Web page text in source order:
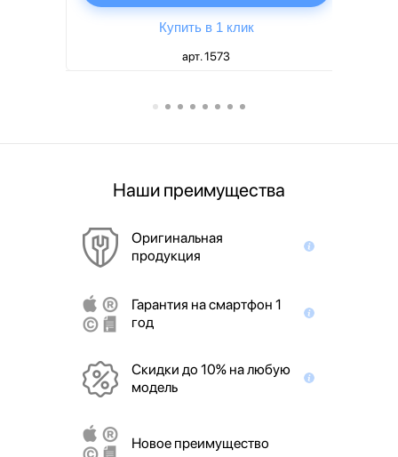
Купить в 1 клик
арт. 1573
Наши преимущества
Оригинальная
продукция
Гарантия на смартфон 1
год
Скидки до 10% на любую
модель
Новое преимущество